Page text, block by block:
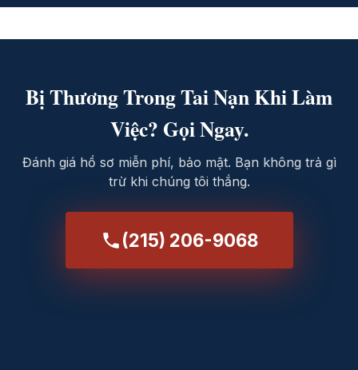
Bị Thương Trong Tai Nạn Khi Làm
Việc? Gọi Ngay.
Đánh giá hồ sơ miễn phí, bảo mật. Bạn không trả gì
trừ khi chúng tôi thắng.
(215) 206-9068